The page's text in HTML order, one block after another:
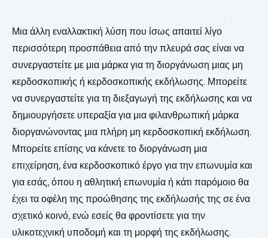
Μια άλλη εναλλακτική λύση που ίσως απαιτεί λίγο
περισσότερη προσπάθεια από την πλευρά σας είναι να
συνεργαστείτε με μια μάρκα για τη διοργάνωση μιας μη
κερδοσκοπικής ή κερδοσκοπικής εκδήλωσης. Μπορείτε
να συνεργαστείτε για τη διεξαγωγή της εκδήλωσης και να
δημιουργήσετε υπεραξία για μια φιλανθρωπική μάρκα
διοργανώνοντας μια πλήρη μη κερδοσκοπική εκδήλωση.
Μπορείτε επίσης να κάνετε το διοργάνωση μια
επιχείρηση, ένα κερδοσκοπικό έργο για την επωνυμία και
για εσάς, όπου η αθλητική επωνυμία ή κάτι παρόμοιο θα
έχει τα οφέλη της προώθησης της εκδήλωσής της σε ένα
σχετικό κοινό, ενώ εσείς θα φροντίσετε για την
υλικοτεχνική υποδομή και τη μορφή της εκδήλωσης.